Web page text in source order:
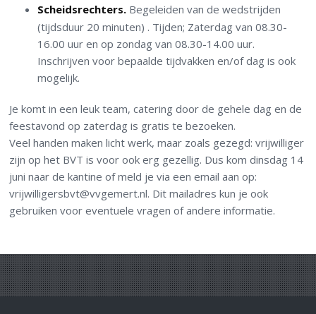
Scheidsrechters. Begeleiden van de wedstrijden
(tijdsduur 20 minuten) . Tijden; Zaterdag van 08.30-
16.00 uur en op zondag van 08.30-14.00 uur.
Inschrijven voor bepaalde tijdvakken en/of dag is ook
mogelijk.
Je komt in een leuk team, catering door de gehele dag en de
feestavond op zaterdag is gratis te bezoeken.
Veel handen maken licht werk, maar zoals gezegd: vrijwilliger
zijn op het BVT is voor ook erg gezellig. Dus kom dinsdag 14
juni naar de kantine of meld je via een email aan op:
vrijwilligersbvt@vvgemert.nl. Dit mailadres kun je ook
gebruiken voor eventuele vragen of andere informatie.